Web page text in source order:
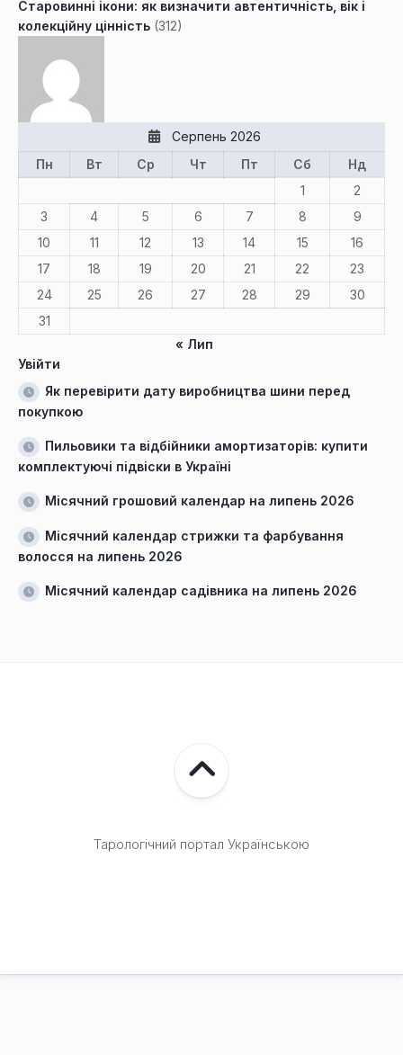
Старовинні ікони: як визначити автентичність, вік і
колекційну цінність (312)
Серпень 2026
Пн
Вт Ср Чт Пт Сб
Нд
1
2
3
4 5 6 7 8
9
10
11 12 13 14 15
16
17
18 19 20 21 22
23
24
25 26 27 28 29
30
31
« Лип
Увійти
Як перевірити дату виробництва шини перед
покупкою
Пильовики та відбійники амортизаторів: купити
комплектуючі підвіски в Україні
Місячний грошовий календар на липень 2026
Місячний календар стрижки та фарбування
волосся на липень 2026
Місячний календар садівника на липень 2026
Тарологічний портал Українською